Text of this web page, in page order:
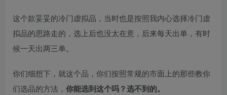
这个款妥妥的冷门虚拟品，当时也是按照我内心选择冷门虚
拟品的思路走的，选上后也没太在意，后来每天出单，有时
候一天出两三单。
你们细想下，就这个品，你们按照常规的市面上的那些教你
们选品的方法， 你能选到这个吗？选不到的。